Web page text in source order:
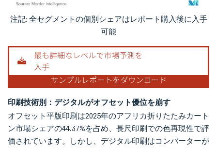
画像 © Mordor Intelligence。再利用にはCC BY 4.0の表示が必要です。
注記: 全セグメントの個別シェアはレポート購入後に入手
可能
印刷技術別：デジタルがオフセット優位を崩す
オフセット平版印刷は2025年のアフリカ折りたたみカート
ン市場シェアの44.37%を占め、長尺印刷での色再現性で評
価されています。しかし、デジタル印刷はコンバーターが